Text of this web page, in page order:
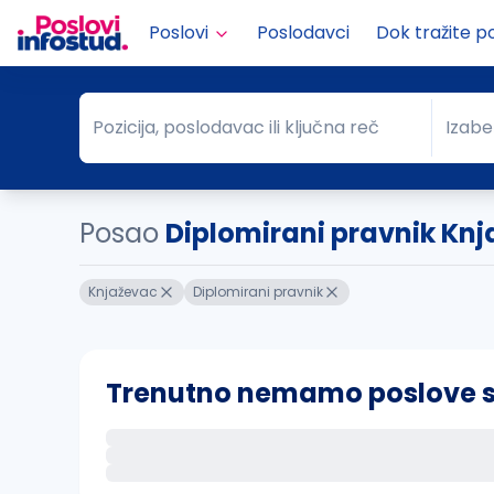
Poslovi Poslodavci Dok tražite
Pozicija, poslodavac ili ključna reč
Pozicija, poslodavac ili ključna reč Grad
Posao Diplomirani pravnik
Knjaževac Diplomirani pravnik
Trenutno nemamo poslove